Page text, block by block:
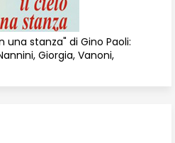
una stanza" di Gino Paoli:
Giorgia, Vanoni,